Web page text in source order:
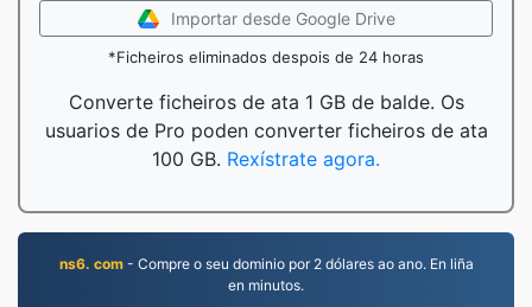
Importar desde Google Drive
*Ficheiros eliminados despois de 24 horas
Converte ficheiros de ata 1 GB de balde. Os
usuarios de Pro poden converter ficheiros de ata
100 GB. Rexístrate agora.
ns6. com- Compre o seu dominio por 2 dólares ao ano. En liña
en minutos.